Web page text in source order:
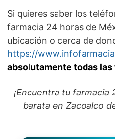
Si quieres saber los
farmacia 24 horas de
ubicación o cerca de
https://
absolutamente todas
¡Encuentra tu farmacia
barata en Zacoalco